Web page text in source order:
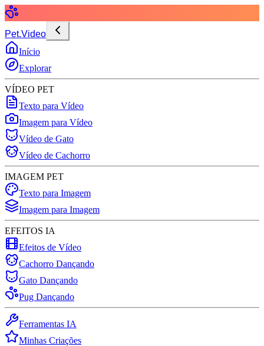
Pet.Video
Início
Explorar
VÍDEO PET
Texto para Vídeo
Imagem para Vídeo
Vídeo de Gato
Vídeo de Cachorro
IMAGEM PET
Texto para Imagem
Imagem para Imagem
EFEITOS IA
Efeitos de Vídeo
Cachorro Dançando
Gato Dançando
Pug Dançando
Ferramentas IA
Minhas Criações